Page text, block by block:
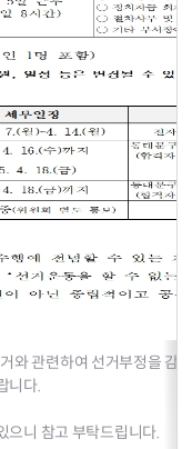
와 관련하여 선거부정을 감
니다.
으니 참고 부탁드립니다.